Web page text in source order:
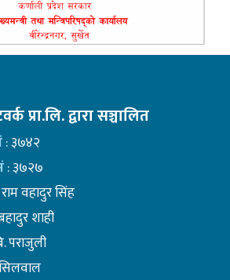
प्रा.लि. द्वारा सञ्चालित
: ३७४२
: ३७२७
वहादुर सिंह
शाही
पराजुली